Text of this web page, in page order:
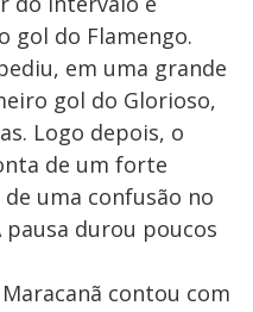
gol do Flamengo.
em uma grande
gol do Glorioso,
Logo depois, o
de um forte
uma confusão no
durou poucos
contou com